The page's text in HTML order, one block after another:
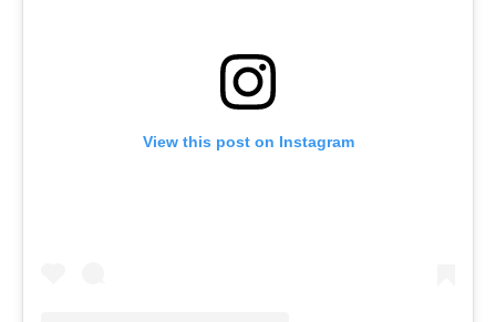
View this post on Instagram